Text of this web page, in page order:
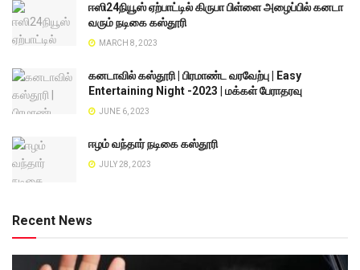
ஈஸி24நியூஸ் ஏற்பாட்டில் கிருபா பிள்ளை அழைப்பில் கனடா
வரும் நடிகை கஸ்தூரி
MARCH 8, 2023
கனடாவில் கஸ்தூரி | பிரமாண்ட வரவேற்பு | Easy
Entertaining Night -2023 | மக்கள் பேராதரவு
JUNE 6, 2023
ஈழம் வந்தார் நடிகை கஸ்தூரி
JULY 28, 2023
Recent News